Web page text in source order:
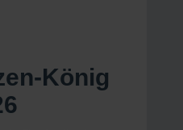
König